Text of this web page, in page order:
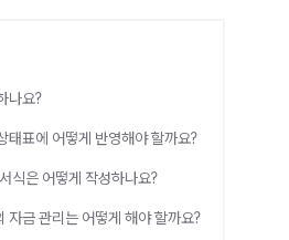
나요?
태표에 어떻게 반영해야 할까요?
식은 어떻게 작성하나요?
자금 관리는 어떻게 해야 할까요?